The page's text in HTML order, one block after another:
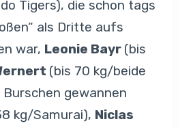
Tigers), die schon tags
als Dritte aufs
war, Leonie Bayr (bis
(bis 70 kg/beide
gewannen
kg/Samurai), Niclas